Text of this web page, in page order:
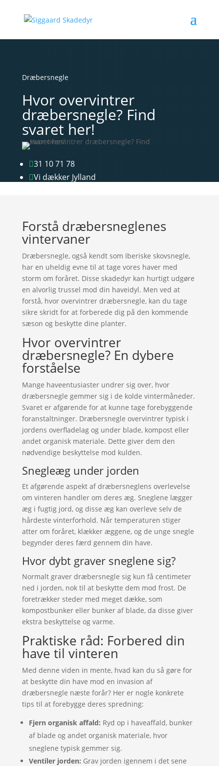
Dræbersnegle
Hvor overvintrer
dræbersnegle? Find
svaret her!
31 10 71 78
Vi dækker Jylland
Forstå dræbersneglenes
vintervaner
Dræbersnegle, også kendt som Iberiske skovsnegle,
har en uheldig evne til at tage vores haver med
storm om foråret. Disse skadedyr kan hurtigt udgøre
en alvorlig trussel mod din haveidyl. Men ved at
forstå, hvor overvintrer dræbersnegle, kan du tage
sikre skridt for at forberede dig på den kommende
sæson og beskytte dine planter.
Hvor overvintrer
dræbersnegle? En dybere
forståelse
Mange haveentusiaster undrer sig over, hvor
dræbersnegle gemmer sig i de kolde vintermåneder.
Svaret er afgørende for at kunne tage forebyggende
foranstaltninger. Dræbersnegle overvintrer typisk i
jordens overfladelag og under blade, kompost eller
andet organisk materiale. Dette giver dem den
nødvendige beskyttelse mod kulden.
Snegleæg under jorden
Et afgørende aspekt af dræbersneglens overlevelse
om vinteren handler om deres æg. Sneglene lægger
æg i fugtig jord, og disse æg kan overleve selv de
hårdeste vinterforhold. Når temperaturen stiger
atter om foråret, klækker æggene, og de unge snegle
begynder deres færd gennem din have.
Hvor dybt graver sneglene sig?
Normalt graver dræbersnegle sig kun få centimeter
ned i jorden, nok til at beskytte dem mod frost. De
foretrækker steder med meget dække, som
kompostbunker eller bunker af blade, da disse giver
ekstra beskyttelse og varme.
Praktiske råd: Forbered din
have til vinteren
Med denne viden in mente, hvad kan du så gøre for
at beskytte din have mod en invasion af
dræbersnegle næste forår? Her er nogle konkrete
tips til at forebygge deres spredning:
Fjern organisk affald: Ryd op i haveaffald, bunker
af blade og andet organisk materiale, hvor
sneglene typisk gemmer sig.
Ventiler jorden: Grav jorden igennem i det sene